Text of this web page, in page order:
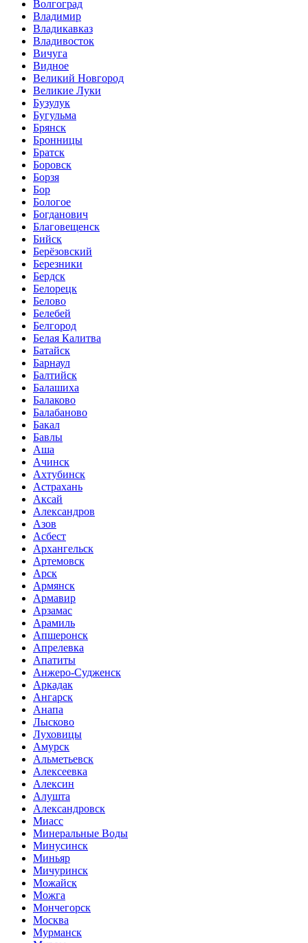
Волгоград
Владимир
Владикавказ
Владивосток
Вичуга
Видное
Великий Новгород
Великие Луки
Бузулук
Бугульма
Брянск
Бронницы
Братск
Боровск
Борзя
Бор
Бологое
Богданович
Благовещенск
Бийск
Берёзовский
Березники
Бердск
Белорецк
Белово
Белебей
Белгород
Белая Калитва
Батайск
Барнаул
Балтийск
Балашиха
Балаково
Балабаново
Бакал
Бавлы
Аша
Ачинск
Ахтубинск
Астрахань
Аксай
Александров
Азов
Асбест
Архангельск
Артемовск
Арск
Армянск
Армавир
Арзамас
Арамиль
Апшеронск
Апрелевка
Апатиты
Анжеро-Судженск
Аркадак
Ангарск
Анапа
Лысково
Луховицы
Амурск
Альметьевск
Алексеевка
Алексин
Алушта
Александровск
Миасс
Минеральные Воды
Минусинск
Миньяр
Мичуринск
Можайск
Можга
Мончегорск
Москва
Мурманск